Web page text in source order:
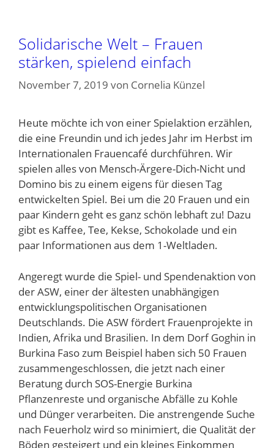
Solidarische Welt – Frauen
stärken, spielend einfach
November 7, 2019 von Cornelia Künzel
Heute möchte ich von einer Spielaktion erzählen,
die eine Freundin und ich jedes Jahr im Herbst im
Internationalen Frauencafé durchführen. Wir
spielen alles von Mensch-Ärgere-Dich-Nicht und
Domino bis zu einem eigens für diesen Tag
entwickelten Spiel. Bei um die 20 Frauen und ein
paar Kindern geht es ganz schön lebhaft zu! Dazu
gibt es Kaffee, Tee, Kekse, Schokolade und ein
paar Informationen aus dem 1-Weltladen.
Angeregt wurde die Spiel- und Spendenaktion von
der ASW, einer der ältesten unabhängigen
entwicklungspolitischen Organisationen
Deutschlands. Die ASW fördert Frauenprojekte in
Indien, Afrika und Brasilien. In dem Dorf Goghin in
Burkina Faso zum Beispiel haben sich 50 Frauen
zusammengeschlossen, die jetzt nach einer
Beratung durch SOS-Energie Burkina
Pflanzenreste und organische Abfälle zu Kohle
und Dünger verarbeiten. Die anstrengende Suche
nach Feuerholz wird so minimiert, die Qualität der
Böden gesteigert und ein kleines Einkommen